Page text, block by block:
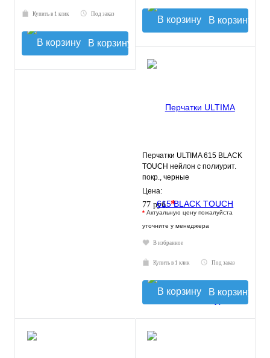
Купить в 1 клик Под заказ
В корзину
В корзину
Перчатки ULTIMA 615 BLACK
TOUCH нейлон с полиурит.
покр., черные
Цена:
77 руб.*
* Актуальную цену пожалуйста
уточните у менеджера
В избранное
Купить в 1 клик Под заказ
В корзину